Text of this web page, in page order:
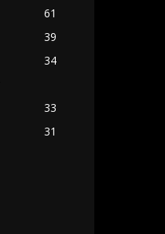
61
39
34
33
31